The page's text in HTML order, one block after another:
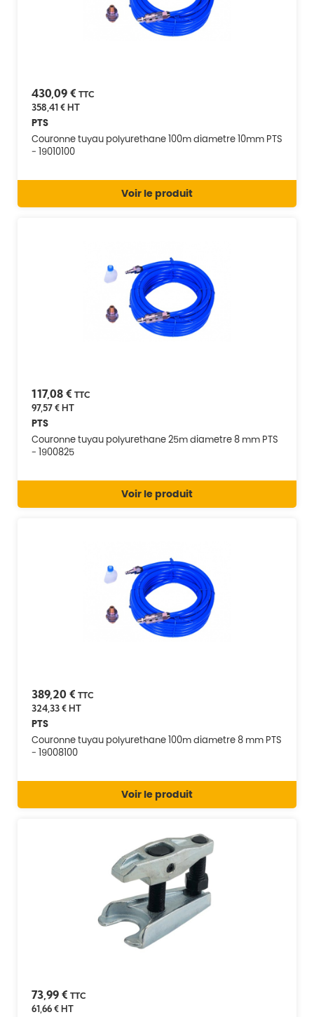
430,09 € TTC
358,41 €HT
PTS
Couronne tuyau polyurethane 100m diametre 10mm PTS
- 19010100
Voir le produit
117,08 € TTC
97,57 €HT
PTS
Couronne tuyau polyurethane 25m diametre 8 mm PTS
- 1900825
Voir le produit
389,20 € TTC
324,33 €HT
PTS
Couronne tuyau polyurethane 100m diametre 8 mm PTS
- 19008100
Voir le produit
73,99 € TTC
61,66 €HT